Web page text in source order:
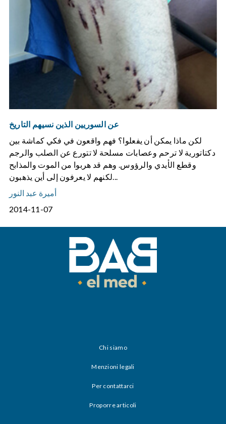
عن السوريين الذين نسيهم التاريخ
لكن ماذا يمكن أن يفعلوا؟ فهم واقعون في فكي كماشة بين
دكتاتورية لا ترحم وعصابات مسلحة لا تتورع عن الصلب والرجم
وقطع الأيدي والرؤوس. وهم قد هربوا من الموت والمذابح
أميرة عبد النور
2014-11-07
Chi siamo
Menzioni legali
Per contattarci
Proporre articoli